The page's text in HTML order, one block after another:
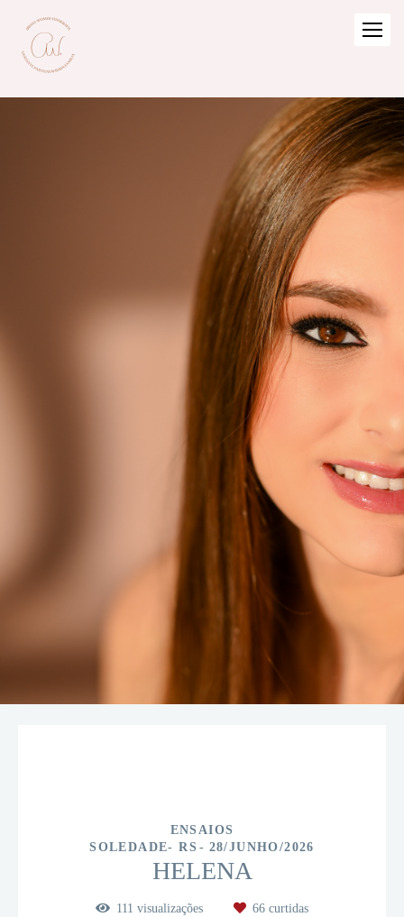
ENSAIOS
SOLEDADE- RS
28/JUNHO/2026
HELENA
111 visualizações 66 curtidas